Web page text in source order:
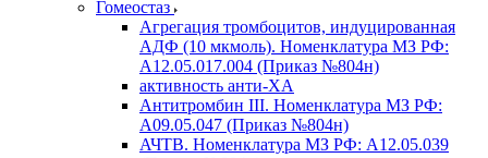
Гомеостаз
Агрегация тромбоцитов, индуцированная
АДФ (10 мкмоль). Номенклатура МЗ РФ:
A12.05.017.004 (Приказ №804н)
активность анти-ХА
Антитромбин III. Номенклатура МЗ РФ:
A09.05.047 (Приказ №804н)
АЧТВ. Номенклатура МЗ РФ: A12.05.039